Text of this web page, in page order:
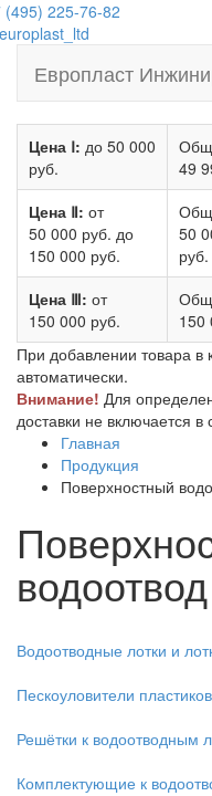
(495) 225-76-82
Европласт
Цена Ⅰ: до 50 000
руб.
49
Цена Ⅱ: от
50 000 руб. до
150 000 руб.
50
руб.
Цена Ⅲ: от
150 000 руб.
150
При добавлении товара в
автоматически.
Внимание! Для
доставки не включается в
Главная
Продукция
Поверхностный
водоотвод
Водоотводные лотки и
Пескоуловители
Решётки к водоотводным
Комплектующие к